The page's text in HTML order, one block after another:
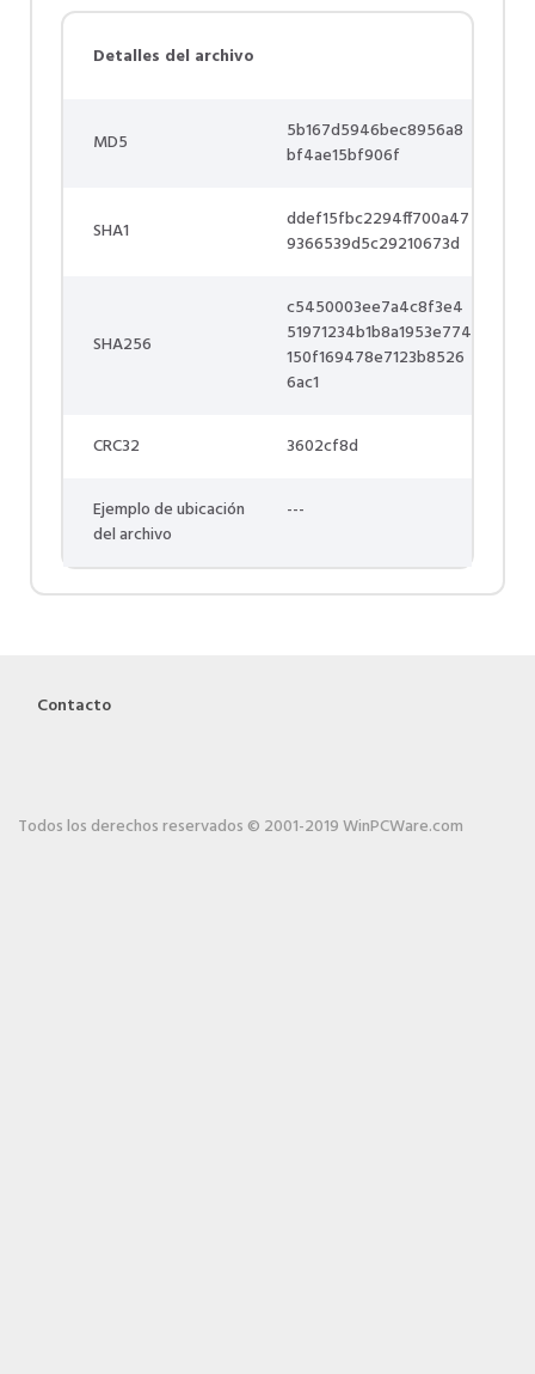
Detalles del archivo
MD5
5b167d5946bec8956a8
bf4ae15bf906f
SHA1
ddef15fbc2294ff700a47
9366539d5c29210673d
SHA256
c5450003ee7a4c8f3e4
51971234b1b8a1953e774
150f169478e7123b8526
6ac1
CRC32 3602cf8d
Ejemplo de ubicación
del archivo
---
Contacto
Todos los derechos reservados © 2001-2019 WinPCWare.com